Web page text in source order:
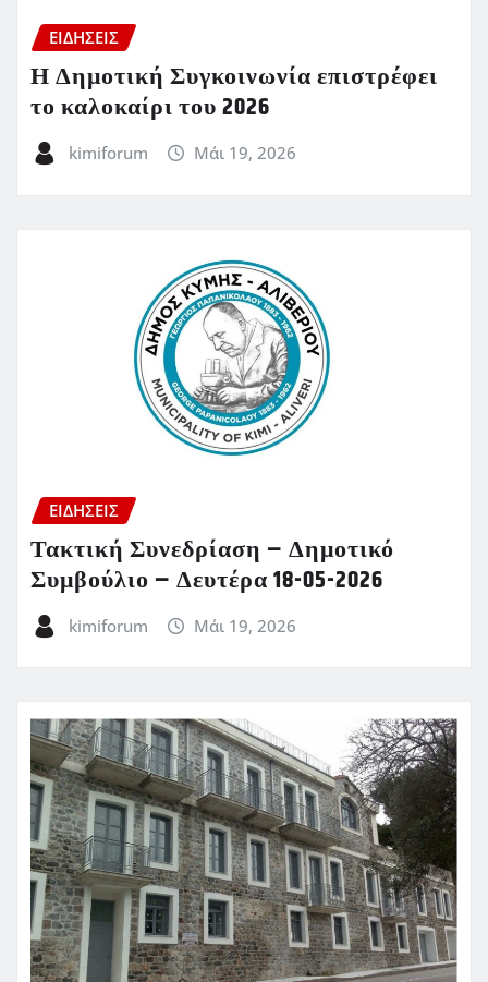
ΕΙΔΗΣΕΙΣ
Η Δημοτική Συγκοινωνία επιστρέφει
το καλοκαίρι του 2026
kimiforum Μάι 19, 2026
ΕΙΔΗΣΕΙΣ
Τακτική Συνεδρίαση – Δημοτικό
Συμβούλιο – Δευτέρα 18-05-2026
kimiforum Μάι 19, 2026